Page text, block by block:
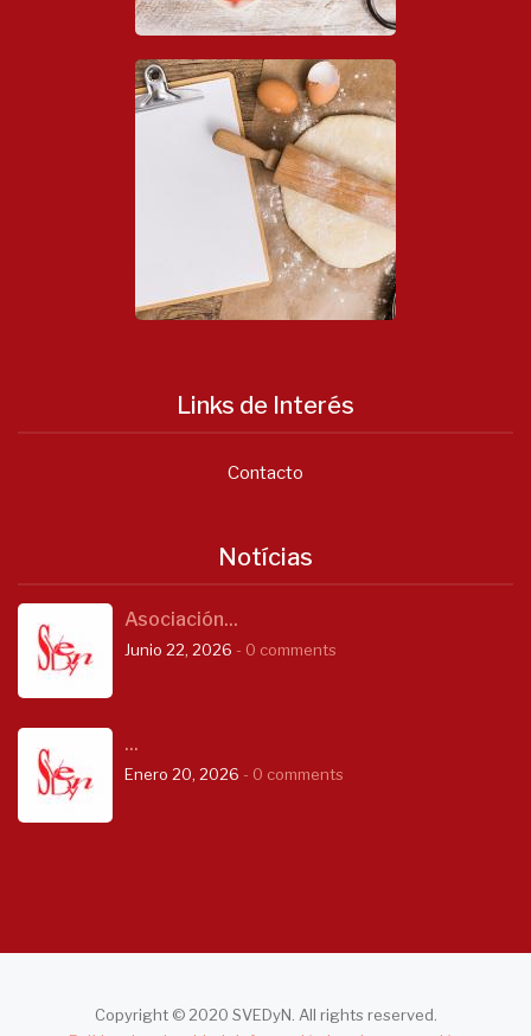
Links de Interés
Contacto
Notícias
Asociación...
Junio 22, 2026 - 0 comments
...
Enero 20, 2026 - 0 comments
Copyright © 2020 SVEDyN. All rights reserved.